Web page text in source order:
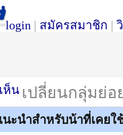
login | สมัครสมาชิก |
เปลี่ยนกลุ่มย่
ห็น
ะนำสำหรับน้าที่เคยใ